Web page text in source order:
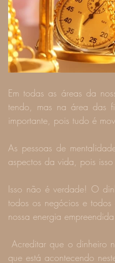
Em todas as áreas da
tendo, mas na área das
importante, pois tudo é
As pessoas de
aspectos da vida, pois
Isso não é verdade! O
todos os negócios e
nossa energia
Acreditar que o dinheiro não é importante neste universo chega a ser um absurdo... Veja só o
que está acontecendo